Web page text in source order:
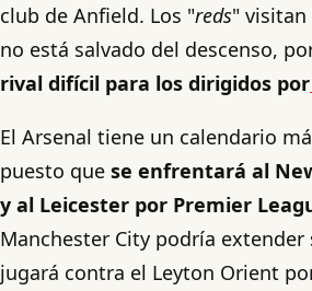
club de Anfield. Los "reds" visitan
no está salvado del descenso,
rival difícil para los dirigidos por
El Arsenal tiene un calendario
puesto que se enfrentará al
y al Leicester por Premier
Manchester City podría extender
jugará contra el Leyton Orient